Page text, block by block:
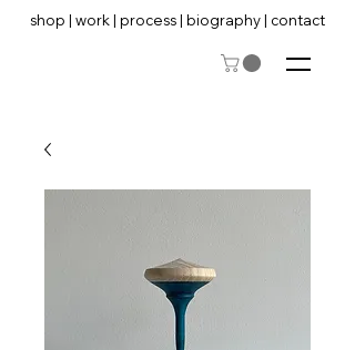
shop | work| process| biography| contact